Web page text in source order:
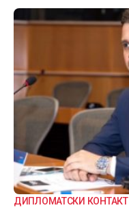
ДИПЛОМАТСКИ